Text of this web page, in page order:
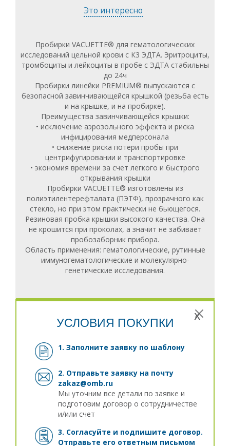
Это интересно
Пробирки VACUETTE® для гематологических
исследований цельной крови с К3 ЭДТА. Эритроциты,
тромбоциты и лейкоциты в пробе с ЭДТА стабильны
до 24ч
Пробирки линейки PREMIUM® выпускаются с
безопасной завинчивающейся крышкой (резьба есть
и на крышке, и на пробирке).
Преимущества завинчивающейся крышки:
• исключение аэрозольного эффекта и риска
инфицирования медперсонала
• снижение риска потери пробы при
центрифугировании и транспортировке
• экономия времени за счет легкого и быстрого
открывания крышки
Пробирки VACUETTE® изготовлены из
полиэтилентерефталата (ПЭТФ), прозрачного как
стекло, но при этом практически не бьющегося.
Резиновая пробка крышки высокого качества. Она
не крошится при проколах, а значит не забивает
пробозаборник прибора.
Область применения: гематологические, рутинные
иммуногематологические и молекулярно-
генетические исследования.
x
УСЛОВИЯ ПОКУПКИ
1. Заполните заявку по шаблону
2. Отправьте заявку на почту
zakaz@omb.ru
Мы уточним все детали по заявке и
подготовим договор о сотрудничестве
и/или счет
3. Согласуйте и подпишите договор.
Отправьте его ответным письмом